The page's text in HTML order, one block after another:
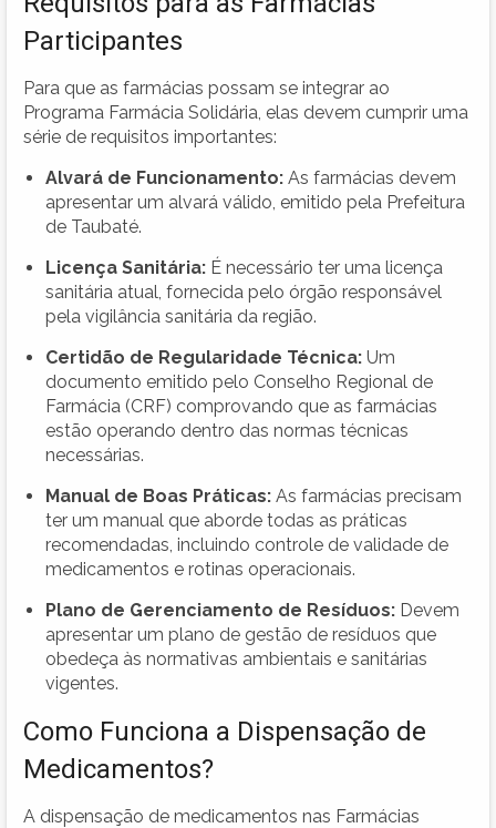
Participantes
Para que as farmácias possam se integrar ao
Programa Farmácia Solidária, elas devem cumprir uma
série de requisitos importantes:
Alvará de Funcionamento: As farmácias devem
apresentar um alvará válido, emitido pela Prefeitura
de Taubaté.
Licença Sanitária: É necessário ter uma licença
sanitária atual, fornecida pelo órgão responsável
pela vigilância sanitária da região.
Certidão de Regularidade Técnica: Um
documento emitido pelo Conselho Regional de
Farmácia (CRF) comprovando que as farmácias
estão operando dentro das normas técnicas
necessárias.
Manual de Boas Práticas: As farmácias precisam
ter um manual que aborde todas as práticas
recomendadas, incluindo controle de validade de
medicamentos e rotinas operacionais.
Plano de Gerenciamento de Resíduos: Devem
apresentar um plano de gestão de resíduos que
obedeça às normativas ambientais e sanitárias
vigentes.
Como Funciona a Dispensação de
Medicamentos?
A dispensação de medicamentos nas Farmácias